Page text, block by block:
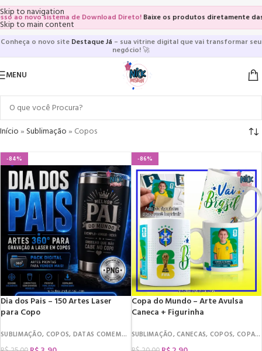
Skip to navigation
Skip to main content
novo sistema de Download Direto!Baixe os produtos diretamente das
Conheça o novo site Destaque Já – sua vitrine digital que vai transformar seu
negócio!🚀
MENU
Início» Sublimação» Copos
-84%
Dia dos Pais – 150 Artes Laser
para Copo
SUBLIMAÇÃO, COPOS, DATAS COMEMORATIVAS ,DIA DOS PAIS
-86%
Copa do Mundo – Arte Avulsa
Caneca + Figurinha
SUBLIMAÇÃO,CANECAS, COPOS, COPA DO MUNDO